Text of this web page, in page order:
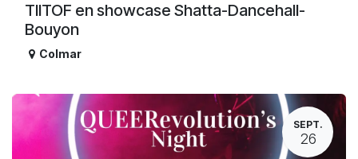
TIITOF en showcase Shatta-Dancehall-
Bouyon
Colmar
SEPT.
26